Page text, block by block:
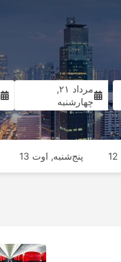
مرداد ۲۱,
چهارشنبه
پنج‌شنبه, اوت 13